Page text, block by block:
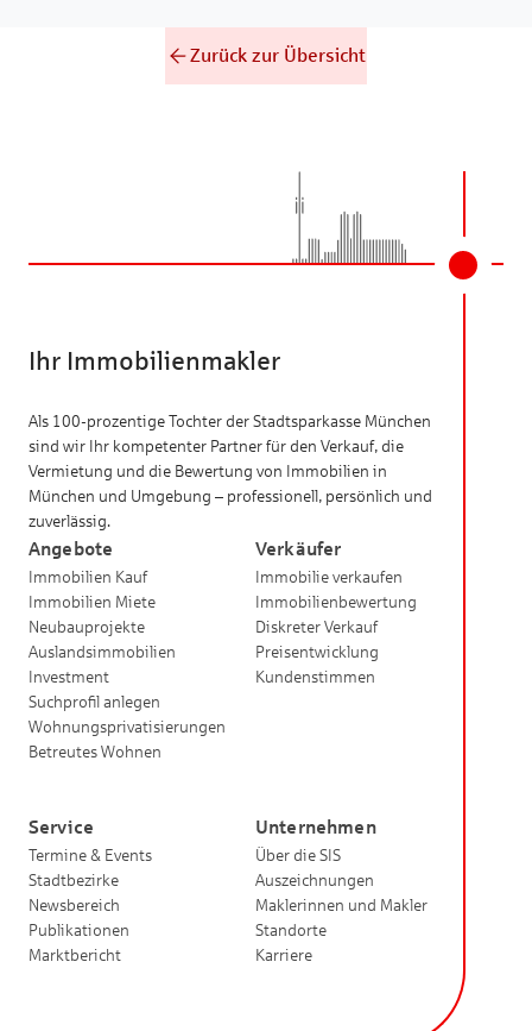
Zurück zur Übersicht
Ihr Immobilienmakler
Als 100-prozentige Tochter der Stadtsparkasse München
sind wir Ihr kompetenter Partner für den Verkauf, die
Vermietung und die Bewertung von Immobilien in
München und Umgebung – professionell, persönlich und
zuverlässig.
Angebote
Immobilien Kauf
Immobilien Miete
Neubauprojekte
Auslandsimmobilien
Investment
Suchprofil anlegen
Wohnungsprivatisierungen
Betreutes Wohnen
Verkäufer
Immobilie verkaufen
Immobilienbewertung
Diskreter Verkauf
Preisentwicklung
Kundenstimmen
Service
Termine & Events
Stadtbezirke
Newsbereich
Publikationen
Marktbericht
Unternehmen
Über die SIS
Auszeichnungen
Maklerinnen und Makler
Standorte
Karriere